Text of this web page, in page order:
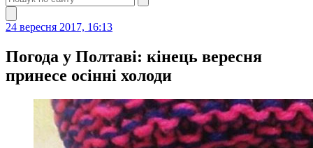
24 вересня 2017, 16:13
Погода у Полтаві: кінець вересня
принесе осінні холоди